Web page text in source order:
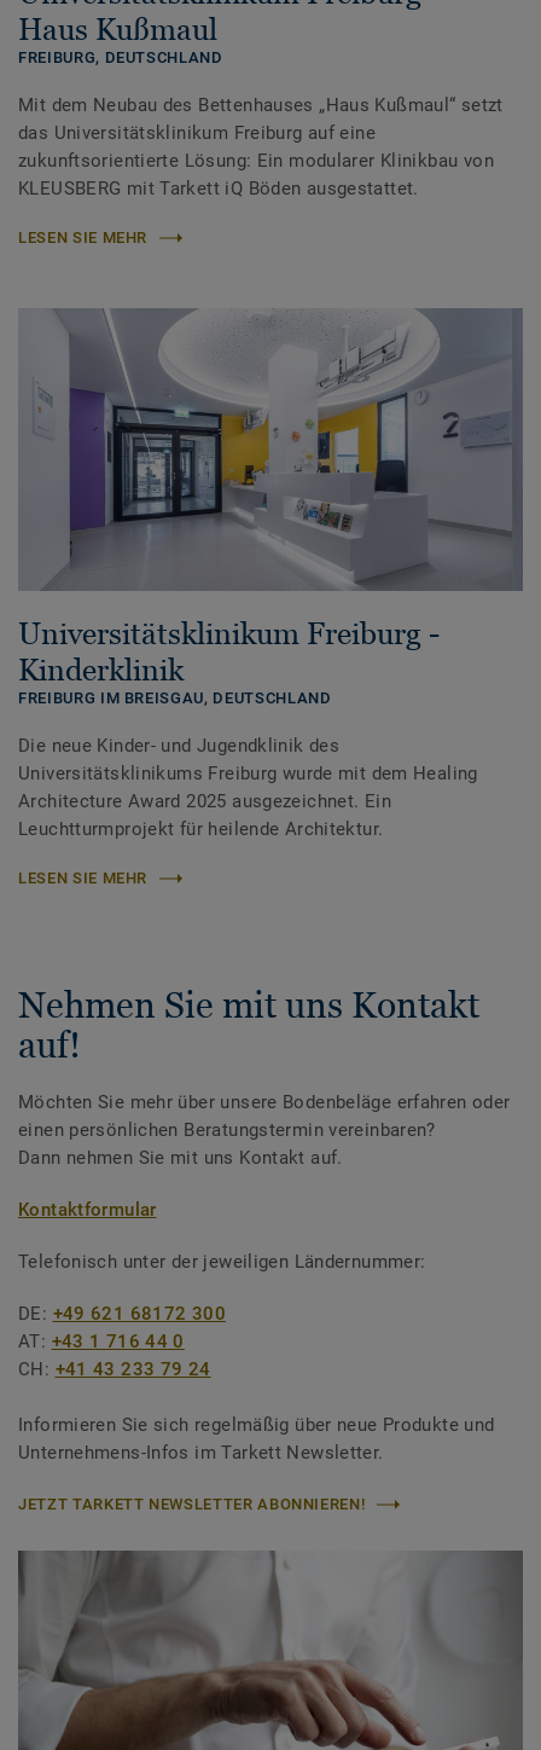
Haus Kußmaul
FREIBURG, DEUTSCHLAND
Mit dem Neubau des Bettenhauses „Haus Kußmaul“ setzt
das Universitätsklinikum Freiburg auf eine
zukunftsorientierte Lösung: Ein modularer Klinikbau von
KLEUSBERG mit Tarkett iQ Böden ausgestattet.
LESEN SIE MEHR
Universitätsklinikum Freiburg -
Kinderklinik
FREIBURG IM BREISGAU, DEUTSCHLAND
Die neue Kinder- und Jugendklinik des
Universitätsklinikums Freiburg wurde mit dem Healing
Architecture Award 2025 ausgezeichnet. Ein
Leuchtturmprojekt für heilende Architektur.
LESEN SIE MEHR
Nehmen Sie mit uns Kontakt
auf!
Möchten Sie mehr über unsere Bodenbeläge erfahren oder
einen persönlichen Beratungstermin vereinbaren?
Dann nehmen Sie mit uns Kontakt auf.
Kontaktformular
Telefonisch unter der jeweiligen Ländernummer:
DE: +49 621 68172 300
AT: +43 1 716 44 0
CH: +41 43 233 79 24
Informieren Sie sich regelmäßig über neue Produkte und
Unternehmens-Infos im Tarkett Newsletter.
JETZT TARKETT NEWSLETTER ABONNIEREN!